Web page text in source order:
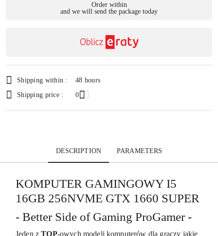
Order within
and we will send the package today
Shipping within :
48 hours
Shipping price :
0
DESCRIPTION PARAMETERS
KOMPUTER GAMINGOWY I5
16GB 256NVME GTX 1660 SUPER
- Better Side of Gaming ProGamer -
Jeden zTOP-owych modeli komputerów dla graczy jakie